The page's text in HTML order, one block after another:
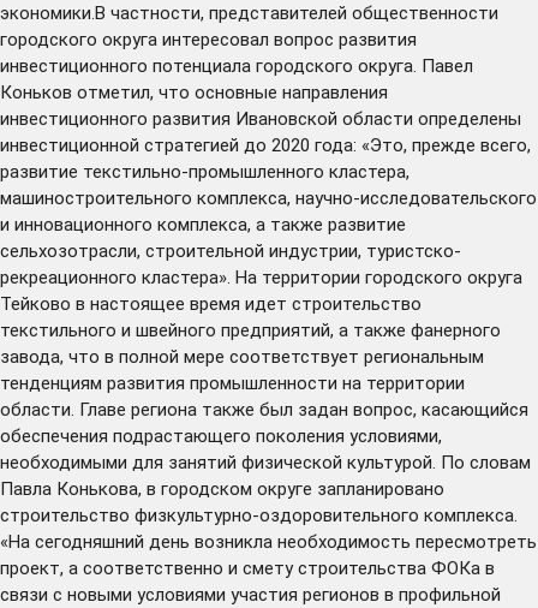
экономики.В частности, представителей общественности
городского округа интересовал вопрос развития
инвестиционного потенциала городского округа. Павел
Коньков отметил, что основные направления
инвестиционного развития Ивановской области определены
инвестиционной стратегией до 2020 года: «Это, прежде всего,
развитие текстильно-промышленного кластера,
машиностроительного комплекса, научно-исследовательского
и инновационного комплекса, а также развитие
сельхозотрасли, строительной индустрии, туристско-
рекреационного кластера». На территории городского округа
Тейково в настоящее время идет строительство
текстильного и швейного предприятий, а также фанерного
завода, что в полной мере соответствует региональным
тенденциям развития промышленности на территории
области. Главе региона также был задан вопрос, касающийся
обеспечения подрастающего поколения условиями,
необходимыми для занятий физической культурой. По словам
Павла Конькова, в городском округе запланировано
строительство физкультурно-оздоровительного комплекса.
«На сегодняшний день возникла необходимость пересмотреть
проект, а соответственно и смету строительства ФОКа в
связи с новыми условиями участия регионов в профильной